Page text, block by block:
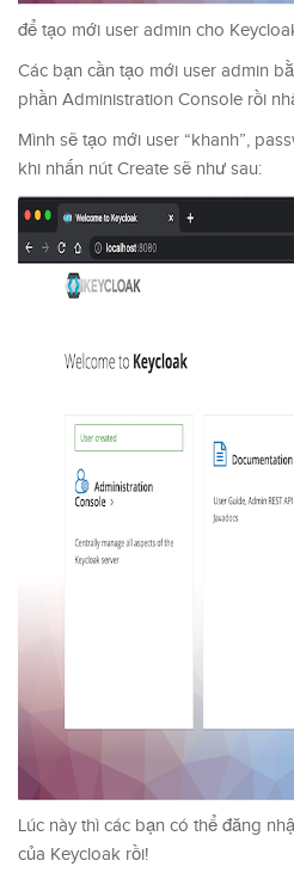
để tạo mới user admin cho
Các bạn cần tạo mới user admin
phần Administration Console rồi
Mình sẽ tạo mới user “khanh”,
khi nhấn nút Create sẽ như sau:
Lúc này thì các bạn có thể đăng
của Keycloak rồi!